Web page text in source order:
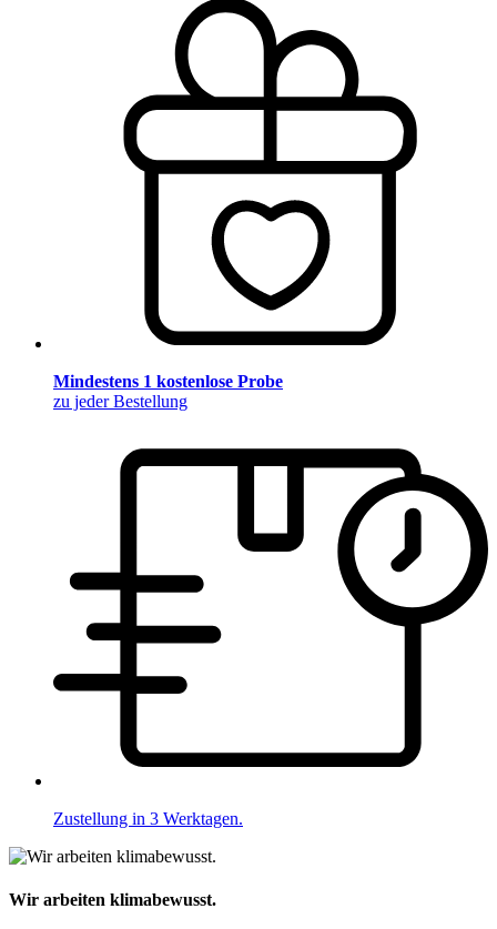
Mindestens 1 kostenlose Probe
zu jeder Bestellung
Zustellung in 3 Werktagen.
Wir arbeiten klimabewusst.